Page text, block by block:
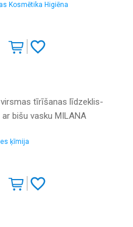
Kosmētika Higiēna
tīrīšanas līdzeklis-
bišu vasku MILANA
ķīmija